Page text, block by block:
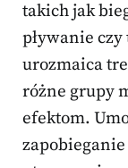
takich jak
pływanie
urozmaica
różne grupy
efektom.